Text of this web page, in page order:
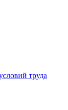
труда